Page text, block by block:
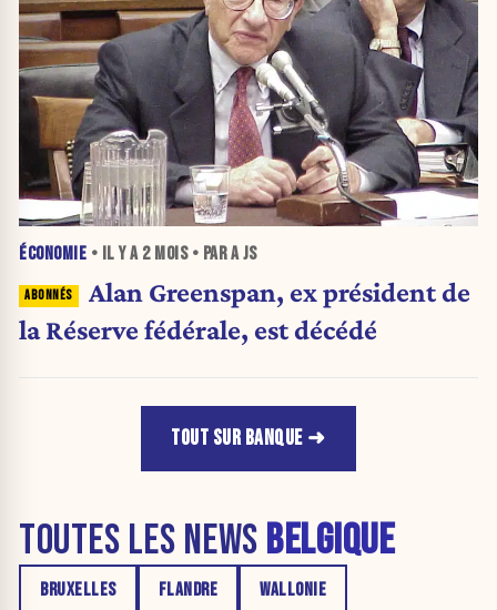
ÉCONOMIE • IL Y A 2 MOIS• PAR A JS
Alan Greenspan, ex président de
la Réserve fédérale, est décédé
TOUT SUR BANQUE
TOUTES LES NEWS BELGIQUE
BRUXELLES FLANDRE WALLONIE